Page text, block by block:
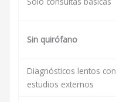
Sin quirófano
Diagnósticos lentos con
estudios externos